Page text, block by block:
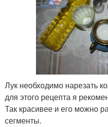
Лук необходимо нарезать
для этого рецепта я
Так красивее и его можно
сегменты.